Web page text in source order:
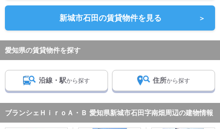
新城市石田の賃貸物件を見る ＞
愛知県の賃貸物件を探す
沿線・駅から探す 住所から探す
ブランシェＨｉｒｏＡ・Ｂ 愛知県新城市石田字南畑周辺の建物情報